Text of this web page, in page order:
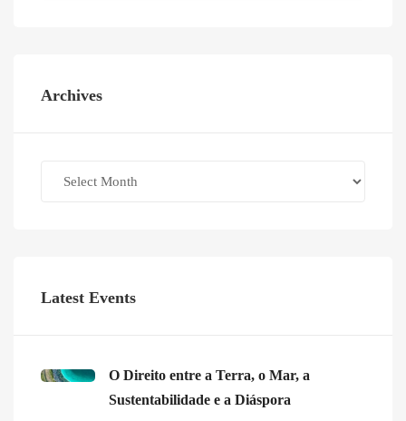
Archives
Latest Events
O Direito entre a Terra, o Mar, a
Sustentabilidade e a Diáspora